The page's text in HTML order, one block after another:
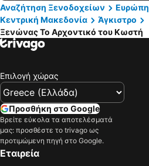
Αναζήτηση Ξενοδοχείων
Ευρώπη
Κεντρική Μακεδονία
Άγκιστρο
Ξενώνας Το Αρχοντικό του Κωστή
Επιλογή χώρας
Προσθήκη στο Google
Βρείτε εύκολα τα αποτελέσματά
μας: προσθέστε το trivago ως
προτιμώμενη πηγή στο Google.
Εταιρεία